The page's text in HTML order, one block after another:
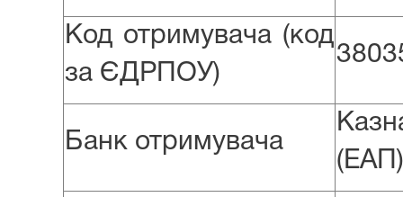
Код отримувача (код
за ЄДРПОУ)
Банк отримувача
(ЕАП)